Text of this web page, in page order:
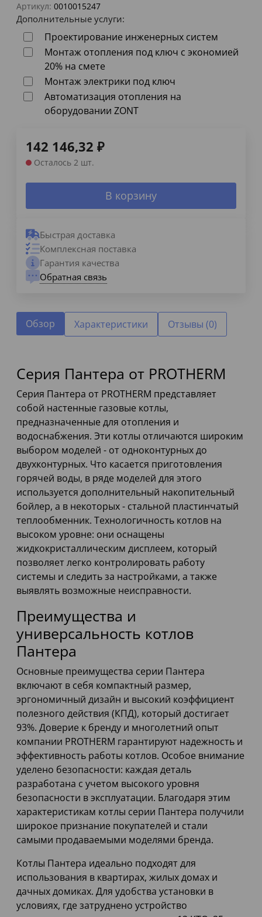
Артикул: 0010015247
Дополнительные услуги:
Проектирование инженерных систем
Монтаж отопления под ключ с экономией
20% на смете
Монтаж электрики под ключ
Автоматизация отопления на
оборудовании ZONT
142 146,32 ₽
Осталось 2 шт.
В корзину
Быстрая доставка
Комплексная поставка
Гарантия качества
Обратная связь
Обзор Характеристики Отзывы (0)
Серия Пантера от PROTHERM
Серия Пантера от PROTHERM представляет
собой настенные газовые котлы,
предназначенные для отопления и
водоснабжения. Эти котлы отличаются широким
выбором моделей - от одноконтурных до
двухконтурных. Что касается приготовления
горячей воды, в ряде моделей для этого
используется дополнительный накопительный
бойлер, а в некоторых - стальной пластинчатый
теплообменник. Технологичность котлов на
высоком уровне: они оснащены
жидкокристаллическим дисплеем, который
позволяет легко контролировать работу
системы и следить за настройками, а также
выявлять возможные неисправности.
Преимущества и
универсальность котлов
Пантера
Основные преимущества серии Пантера
включают в себя компактный размер,
эргономичный дизайн и высокий коэффициент
полезного действия (КПД), который достигает
93%. Доверие к бренду и многолетний опыт
компании PROTHERM гарантируют надежность и
эффективность работы котлов. Особое внимание
уделено безопасности: каждая деталь
разработана с учетом высокого уровня
безопасности в эксплуатации. Благодаря этим
характеристикам котлы серии Пантера получили
широкое признание покупателей и стали
самыми продаваемыми моделями бренда.
Котлы Пантера идеально подходят для
использования в квартирах, жилых домах и
дачных домиках. Для удобства установки в
условиях, где затруднено устройство